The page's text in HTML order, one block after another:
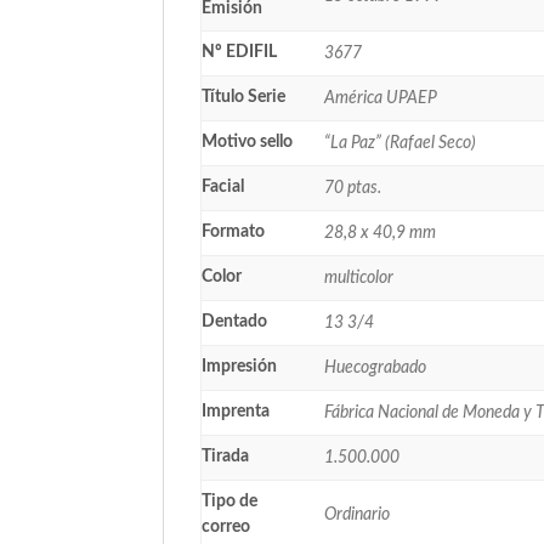
Emisión
Nº EDIFIL 3677
Título Serie América UPAEP
Motivo sello “La Paz” (Rafael Seco)
Facial 70 ptas.
Formato 28,8 x 40,9 mm
Color multicolor
Dentado 13 3/4
Impresión Huecograbado
Imprenta Fábrica Nacional de Moneda y
Tirada 1.500.000
Tipo de
correo
Ordinario